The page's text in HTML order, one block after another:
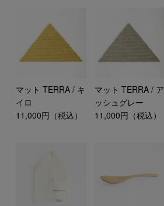
マット TERRA / キ
イロ
11,000円（税込）
マット TERRA / ア
ッシュグレー
11,000円（税込）